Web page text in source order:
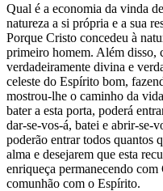
Qual é a economia da vinda
natureza a si própria e a sua
Porque Cristo concedeu à
primeiro homem. Além disso,
verdadeiramente divina e
celeste do Espírito bom,
mostrou-lhe o caminho da
bater a esta porta, poderá
dar-se-vos-á, batei e abrir-se-
poderão entrar todos quantos
alma e desejarem que esta
enriqueça permanecendo
comunhão com o Espírito.